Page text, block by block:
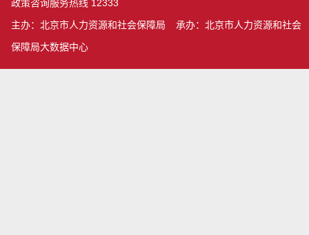
政策咨询服务热线 12333
主办：北京市人力资源和社会保障局
承办：北京市人力资源和社会
保障局大数据中心